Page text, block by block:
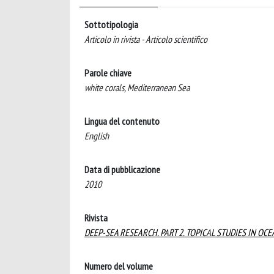
Sottotipologia
Articolo in rivista - Articolo scientifico
Parole chiave
white corals, Mediterranean Sea
Lingua del contenuto
English
Data di pubblicazione
2010
Rivista
DEEP-SEA RESEARCH. PART 2. TOPICAL STUDIES IN
Numero del volume